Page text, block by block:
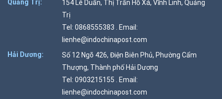
Quảng Trị:
154 Lê Duẩn, Thị Trấn Hồ Xá, Vĩnh Linh, Quảng
Trị
Tel: 0868555383 . Email:
lienhe@indochinapost.com
Hải Dương:
Số 12 Ngõ 426, Điện Biên Phủ, Phường Cẩm
Thượng, Thành phố Hải Dương
Tel: 0903215155 . Email:
lienhe@indochinapost.com